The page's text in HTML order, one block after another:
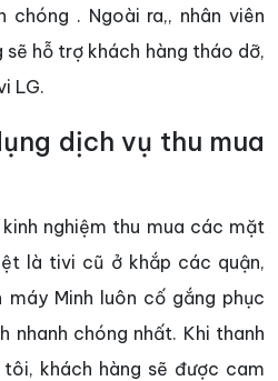
chóng . Ngoài ra,, nhân viên
hỗ trợ khách hàng tháo dỡ,
LG.
dịch vụ thu mua
nghiệm thu mua các mặt
là tivi cũ ở khắp các quận,
máy Minh luôn cố gắng phục
nhanh chóng nhất. Khi thanh
khách hàng sẽ được cam